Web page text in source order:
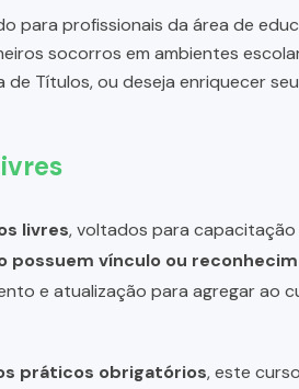
para profissionais da área de
socorros em ambientes
Títulos, ou deseja enriquecer
livres, voltados para
possuem vínculo ou
e atualização para agregar ao
práticos obrigatórios, este curso